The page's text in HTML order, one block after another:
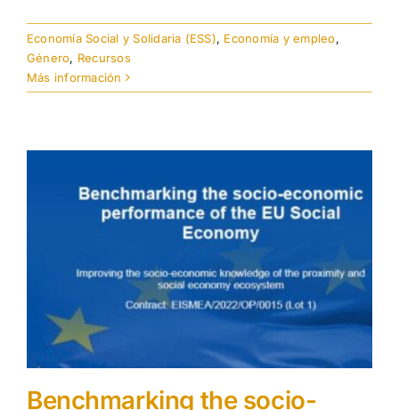
Economía Social y Solidaria (ESS), Economía y empleo,
Género, Recursos
Más información
Benchmarking the socio-